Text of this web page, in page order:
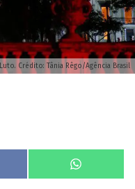
Luto. Crédito: Tânia Rêgo/Agência Brasil
S
h
W
h